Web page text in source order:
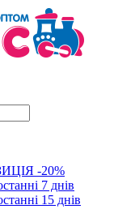
-20%
7 днiв
15 днiв